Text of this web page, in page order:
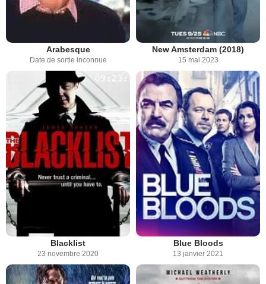
Arabesque
Date de sortie inconnue
New Amsterdam (2018)
15 mai 2023
Blacklist
23 novembre 2020
Blue Bloods
13 janvier 2021